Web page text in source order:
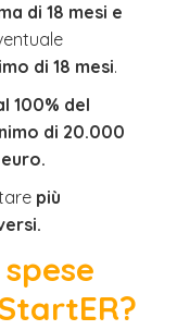
di 18 mesi e
di 18 mesi.
100% del
di 20.000
più